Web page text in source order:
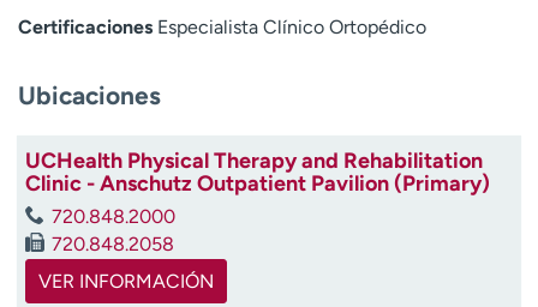
Certificaciones Especialista Clínico Ortopédico
Ubicaciones
UCHealth Physical Therapy and Rehabilitation
Clinic - Anschutz Outpatient Pavilion (Primary)
720.848.2000
720.848.2058
VER INFORMACIÓN